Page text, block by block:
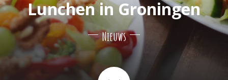
Lunchen in Groningen
Nieuws